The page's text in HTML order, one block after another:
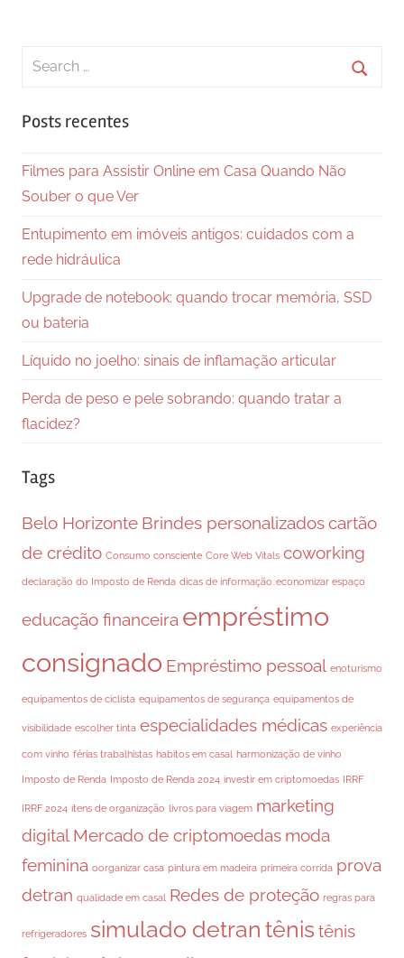
Search
Posts recentes
Filmes para Assistir Online em Casa Quando Não
Souber o que Ver
Entupimento em imóveis antigos: cuidados com a
rede hidráulica
Upgrade de notebook: quando trocar memória, SSD
ou bateria
Líquido no joelho: sinais de inflamação articular
Perda de peso e pele sobrando: quando tratar a
flacidez?
Tags
Belo Horizonte Brindes personalizadoscartão
de crédito Consumo consciente Core Web Vitals coworking
declaração do Imposto de Renda dicas de informação economizar espaço
educação financeira empréstimo
consignado Empréstimo pessoal enoturismo
equipamentos de ciclista equipamentos de segurança equipamentos de
visibilidade escolher tinta especialidades médicas experiência
com vinho férias trabalhistas habitos em casal harmonização de vinho
Imposto de Renda Imposto de Renda 2024 investir em criptomoedas IRRF
IRRF 2024 itens de organização livros para viagem marketing
digital Mercado de criptomoedas moda
feminina oorganizar casa pintura em madeira primeira corrida prova
detran qualidade em casal Redes de proteção regras para
refrigeradores simulado detran tênis tênis